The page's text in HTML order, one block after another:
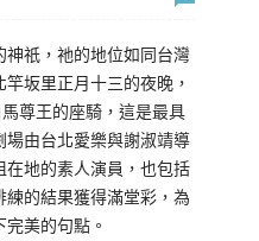
神祇，祂的地位如同台灣
坂里正月十三的夜晚，
尊王的座騎，這是最具
場由台北愛樂與謝淑靖導
在地的素人演員，也包括
練的結果獲得滿堂彩，為
美的句點。